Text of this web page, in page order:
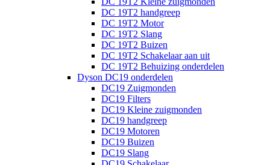
DC 19T2 handgreep
DC 19T2 Motor
DC 19T2 Slang
DC 19T2 Buizen
DC 19T2 Schakelaar aan uit
DC 19T2 Behuizing onderdelen
Dyson DC19 onderdelen
DC19 Zuigmonden
DC19 Filters
DC19 Kleine zuigmonden
DC19 handgreep
DC19 Motoren
DC19 Buizen
DC19 Slang